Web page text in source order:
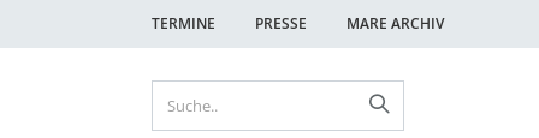
TERMINE PRESSE MARE ARCHIV